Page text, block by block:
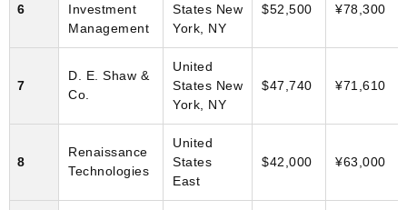
6
Investment
Management
States New
York, NY
$52,500 ¥78,300
7
D. E. Shaw &
Co.
United
States New
York, NY
$47,740 ¥71,610
8
Renaissance
Technologies
United
States
East
$42,000 ¥63,000